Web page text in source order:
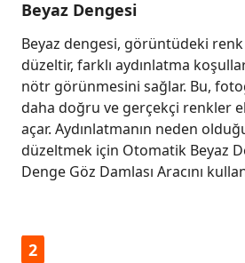
Beyaz Dengesi
Beyaz dengesi, görüntüdeki renk
düzeltir, farklı aydınlatma
nötr görünmesini sağlar. Bu,
daha doğru ve gerçekçi renkler
açar. Aydınlatmanın neden
düzeltmek için Otomatik Beyaz
Denge Göz Damlası Aracını
2